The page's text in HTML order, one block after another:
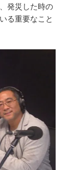
発災した時の
る重要なこと